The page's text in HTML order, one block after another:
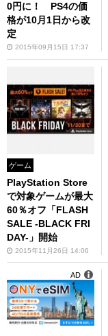
0円に！ PS4の価
格が10月1日から改
定
2015年09月15日 17:37
ゲーム
PlayStation Store
で対象ゲームが最大
60％オフ「FLASH
SALE -BLACK FRI
DAY-」開始
2015年11月26日 14:06
AD